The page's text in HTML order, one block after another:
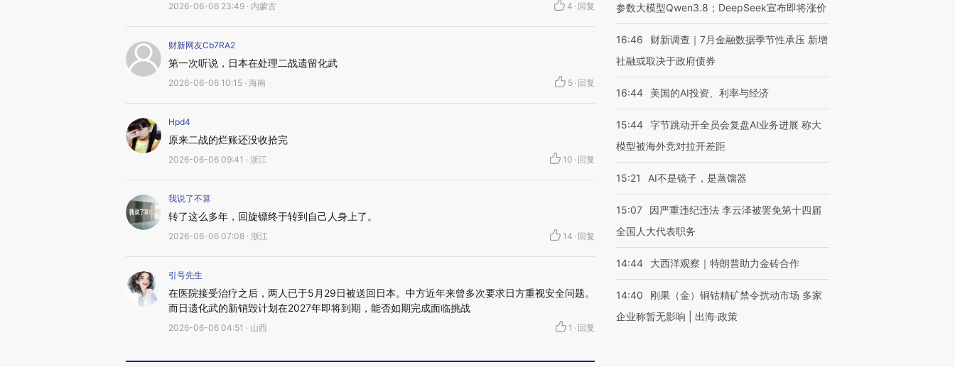
2026-06-06 23:49 · 内蒙古 4 · 回复
财新网友Cb7RA2
第一次听说，日本在处理二战遗留化武
2026-06-06 10:15 · 海南 5 · 回复
Hpd4
原来二战的烂账还没收拾完
2026-06-06 09:41 · 浙江 10 · 回复
我说了不算
转了这么多年，回旋镖终于转到自己人身上了。
2026-06-06 07:08 · 浙江 14 · 回复
引号先生
在医院接受治疗之后，两人已于5月29日被送回日本。中方近年来曾多次要求日方重视安全问题。
而日遗化武的新销毁计划在2027年即将到期，能否如期完成面临挑战
2026-06-06 04:51 · 山西 1 · 回复
参数大模型Qwen3.8；DeepSeek宣布即将涨价
16:46
财新调查｜7月金融数据季节性承压 新增
社融或取决于政府债券
16:44 美国的AI投资、利率与经济
15:44 字节跳动开全员会复盘AI业务进展 称大
模型被海外竞对拉开差距
15:21 AI不是镜子，是蒸馏器
15:07
因严重违纪违法 李云泽被罢免第十四届
全国人大代表职务
14:44 大西洋观察｜特朗普助力金砖合作
14:40
刚果（金）铜钴精矿禁令扰动市场 多家
企业称暂无影响 | 出海·政策